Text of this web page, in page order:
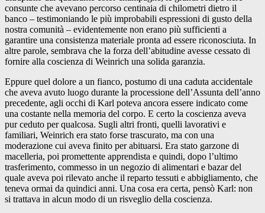
consunte che avevano percorso centinaia di chilometri dietro il
banco – testimoniando le più improbabili espressioni di gusto della
nostra comunità – evidentemente non erano più sufficienti a
garantire una consistenza materiale pronta ad essere riconosciuta. In
altre parole, sembrava che la forza dell’abitudine avesse cessato di
fornire alla coscienza di Weinrich una solida garanzia.
Eppure quel dolore a un fianco, postumo di una caduta accidentale
che aveva avuto luogo durante la processione dell’Assunta dell’anno
precedente, agli occhi di Karl poteva ancora essere indicato come
una costante nella memoria del corpo. E certo la coscienza aveva
pur ceduto per qualcosa. Sugli altri fronti, quelli lavorativi e
familiari, Weinrich era stato forse trascurato, ma con una
moderazione cui aveva finito per abituarsi. Era stato garzone di
macelleria, poi promettente apprendista e quindi, dopo l’ultimo
trasferimento, commesso in un negozio di alimentari e bazar del
quale aveva poi rilevato anche il reparto tessuti e abbigliamento, che
teneva ormai da quindici anni. Una cosa era certa, pensò Karl: non
si trattava in alcun modo di un risveglio della coscienza.